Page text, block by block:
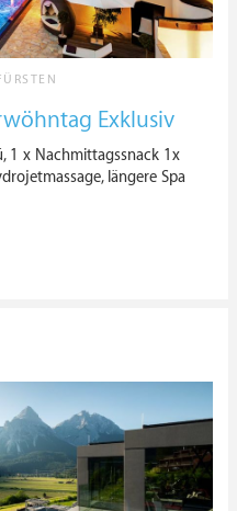
Exklusiv
1 x Nachmittagssnack 1x
längere Spa